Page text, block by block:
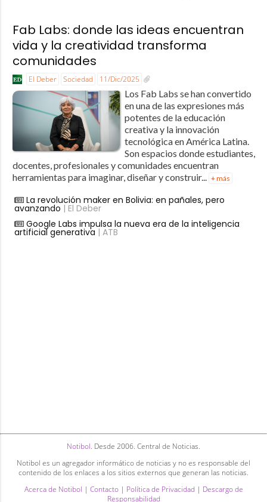
Fab Labs: donde las ideas encuentran
vida y la creatividad transforma
comunidades
El Deber Sociedad 11/Dic/2025
Los Fab Labs se han convertido
en una de las expresiones más
potentes de la educación
creativa y la innovación
tecnológica en América Latina.
Son espacios donde estudiantes,
docentes, profesionales y comunidades encuentran
herramientas para imaginar, diseñar y construir... + más
La revolución maker en Bolivia: en pañales, pero
avanzando | El Deber
Google Labs impulsa la nueva era de la inteligencia
artificial generativa | ATB
Notibol. Desde 2006. Central de Noticias.
Notibol es un agregador informático de noticias y no es responsable del
contenido de los enlaces a los sitios externos que generan las noticias.
Acerca de Notibol | Contacto| Política de Privacidad | Descargo de
Responsabilidad